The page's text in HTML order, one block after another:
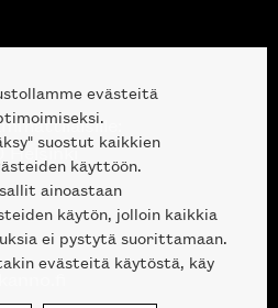
Helsinki
evästeitä
suostut kaikkien
käyttöön.
ainoastaan
käytön, jolloin kaikkia
ei pystytä suorittamaan.
evästeitä käytöstä, käy